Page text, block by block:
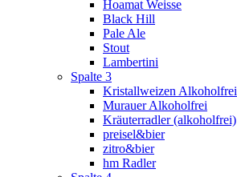
Hoamat Weisse
Black Hill
Pale Ale
Stout
Lambertini
Spalte 3
Kristallweizen Alkoholfrei
Murauer Alkoholfrei
Kräuterradler (alkoholfrei)
preisel&bier
zitro&bier
hm Radler